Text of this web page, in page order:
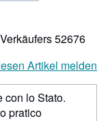
52676
Artikel melden
con lo Stato.
pratico